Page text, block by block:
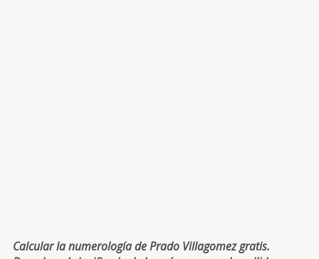
Calcular la numerología de Prado Villagomez gratis.